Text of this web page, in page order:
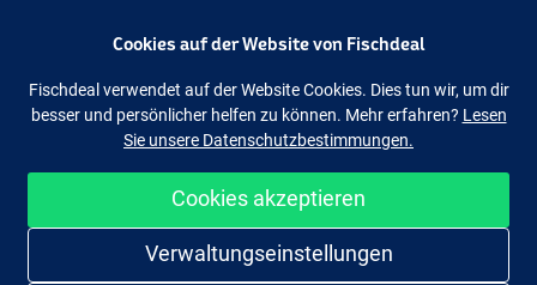
Lagerräumung
Facebook
Einfach und sicher shoppen
Cookies auf der Website von Fischdeal
Fischdeal verwendet auf der Website Cookies. Dies tun wir, um dir
besser und persönlicher helfen zu können. Mehr erfahren? Lesen
Sie unsere Datenschutzbestimmungen.
Cookies akzeptieren
Verwaltungseinstellungen